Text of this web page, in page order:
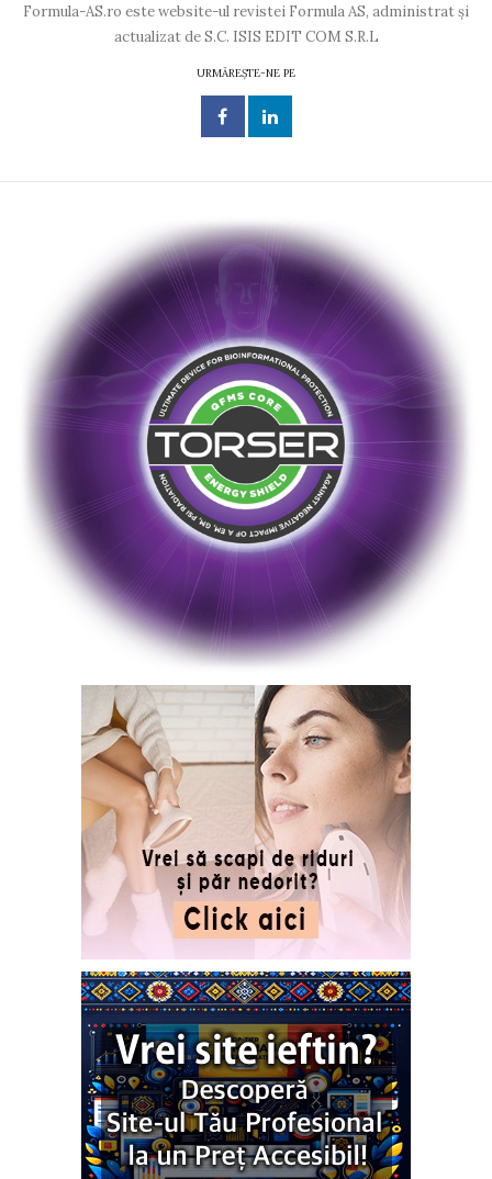
Formula-AS.ro este website-ul revistei Formula AS, administrat și
actualizat de S.C. ISIS EDIT COM S.R.L
URMĂREȘTE-NE PE